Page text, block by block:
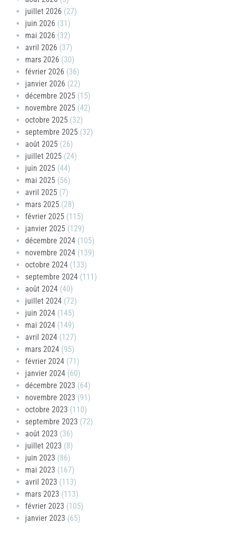
juillet 2026 (27)
juin 2026 (31)
mai 2026 (32)
avril 2026 (37)
mars 2026 (30)
février 2026 (36)
janvier 2026 (22)
décembre 2025 (15)
novembre 2025 (42)
octobre 2025 (32)
septembre 2025 (32)
août 2025 (26)
juillet 2025 (24)
juin 2025 (44)
mai 2025 (56)
avril 2025 (7)
mars 2025 (28)
février 2025 (115)
janvier 2025 (129)
décembre 2024 (105)
novembre 2024 (139)
octobre 2024 (133)
septembre 2024 (111)
août 2024 (40)
juillet 2024 (72)
juin 2024 (145)
mai 2024 (149)
avril 2024 (127)
mars 2024 (95)
février 2024 (71)
janvier 2024 (60)
décembre 2023 (64)
novembre 2023 (91)
octobre 2023 (110)
septembre 2023 (72)
août 2023 (36)
juillet 2023 (8)
juin 2023 (86)
mai 2023 (167)
avril 2023 (113)
mars 2023 (113)
février 2023 (105)
janvier 2023 (65)